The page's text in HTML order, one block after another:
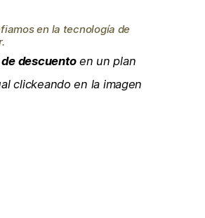
en la tecnología de
de descuentoen un plan
clickeando en la imagen